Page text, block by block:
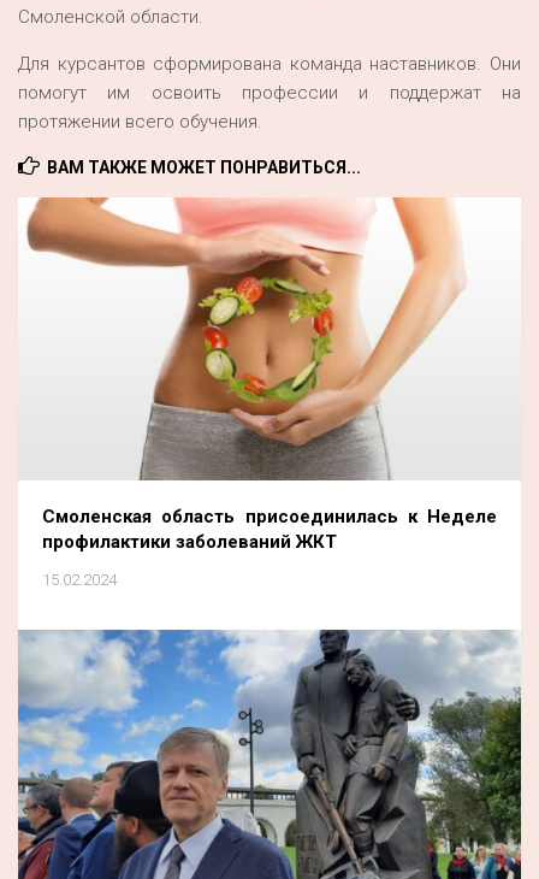
Смоленской области.
Для курсантов сформирована команда наставников. Они
помогут им освоить профессии и поддержат на
протяжении всего обучения.
ВАМ ТАКЖЕ МОЖЕТ ПОНРАВИТЬСЯ...
Смоленская область присоединилась к Неделе
профилактики заболеваний ЖКТ
15.02.2024